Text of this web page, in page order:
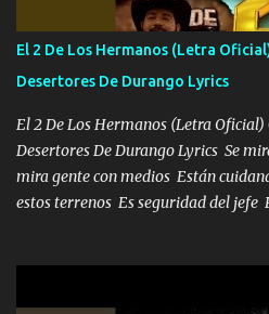
tu vida, y está bien Porque lo que
escribiendo y la otra me va a llamar
la invite a cenar Otras más me están
bailar Pero es que tengo un par de
mueven solo por el interés P...
El 2 De Los Hermanos (Letra
Desertores De Durango Lyrics
El 2 De Los Hermanos (Letra Oficial)
Desertores De Durango Lyrics Se
mira gente con medios Están
estos terrenos Es seguridad del jefe
ni tampoco las mujeres porque es